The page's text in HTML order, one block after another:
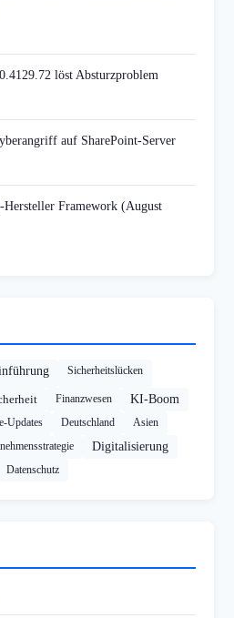
löst Absturzproblem
auf SharePoint-Server
Framework (August
Sicherheitslücken
Finanzwesen KI-Boom
Updates Deutschland
Asien
Digitalisierung
Datenschutz